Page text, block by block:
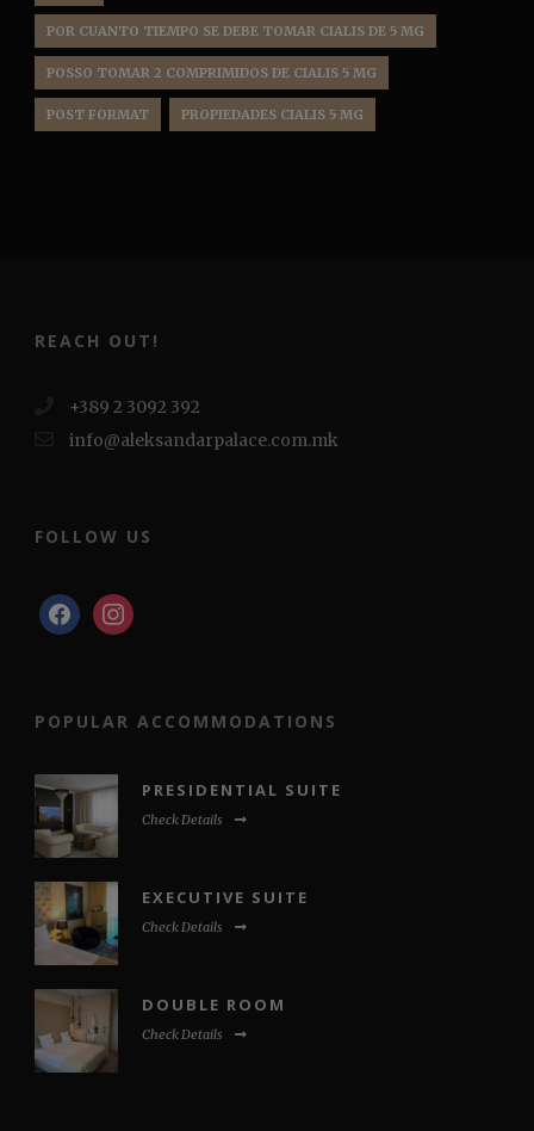
POR CUANTO TIEMPO SE DEBE TOMAR CIALIS DE 5 MG
POSSO TOMAR 2 COMPRIMIDOS DE CIALIS 5 MG
POST FORMAT PROPIEDADES CIALIS 5 MG
REACH OUT!
+389 2 3092 392
info@aleksandarpalace.com.mk
FOLLOW US
facebookinstagram
POPULAR ACCOMMODATIONS
PRESIDENTIAL SUITE
Check Details
EXECUTIVE SUITE
Check Details
DOUBLE ROOM
Check Details